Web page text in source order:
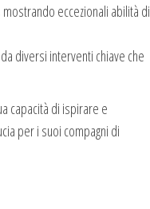
eccezionali abilità di
diversi interventi chiave che
capacità di ispirare e
per i suoi compagni di